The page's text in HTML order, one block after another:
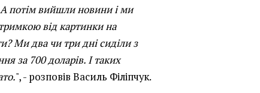
потім вийшли новини і ми
від картинки на
Ми два чи три дні сиділи з
за 700 доларів. І таких
", - розповів Василь Філіпчук.